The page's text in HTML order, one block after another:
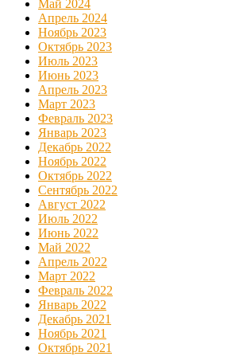
Май 2024
Апрель 2024
Ноябрь 2023
Октябрь 2023
Июль 2023
Июнь 2023
Апрель 2023
Март 2023
Февраль 2023
Январь 2023
Декабрь 2022
Ноябрь 2022
Октябрь 2022
Сентябрь 2022
Август 2022
Июль 2022
Июнь 2022
Май 2022
Апрель 2022
Март 2022
Февраль 2022
Январь 2022
Декабрь 2021
Ноябрь 2021
Октябрь 2021